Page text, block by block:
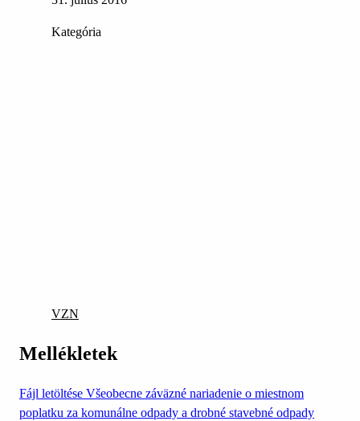
Kategória
VZN
Mellékletek
Fájl letöltése Všeobecne záväzné nariadenie o miestnom
poplatku za komunálne odpady a drobné stavebné odpady